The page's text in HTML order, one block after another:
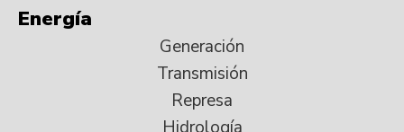
Energía
Generación
Transmisión
Represa
Hidrología